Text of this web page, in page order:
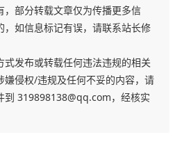
部分转载文章仅为传播更多信
，如信息标记有误，请联系站长修
发布或转载任何违法违规的相关
嫌侵权/违规及任何不妥的内容，请
到 319898138@qq.com，经核实